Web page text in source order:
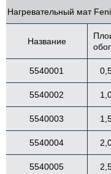
Нагревательный мат
Название
5540001
5540002
5540003
5540004
5540005